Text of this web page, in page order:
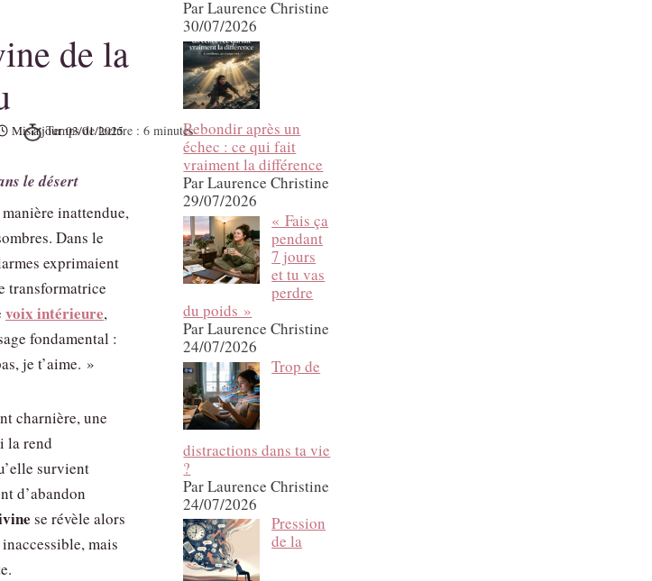
de la
Mis à jour03/01/2025
le désert
inattendue,
Dans le
exprimaient
transformatrice
voix intérieure,
fondamental :
je t’aime. »
charnière, une
la rend
survient
d’abandon
se révèle alors
mais
Par Laurence Christine
30/07/2026
Rebondir après un
échec : ce qui fait
vraiment la différence
Par Laurence Christine
29/07/2026
« Fais ça
pendant
7 jours
et tu vas
perdre
du poids »
Par Laurence Christine
24/07/2026
Trop de
distractions dans ta vie
?
Par Laurence Christine
24/07/2026
Pression
de la